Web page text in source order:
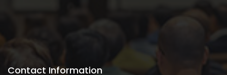
Contact Information